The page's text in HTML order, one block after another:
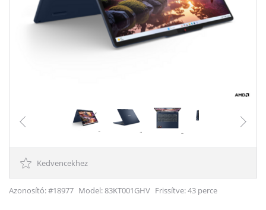
Kedvencekhez
Azonosító: #18977 Model:83KT001GHV Frissítve: 43 perce